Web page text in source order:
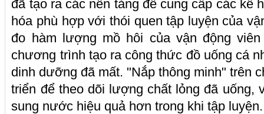
đã tạo ra các nền tảng để cung cấp các kế
hóa phù hợp với thói quen tập luyện của
đo hàm lượng mồ hôi của vận động
chương trình tạo ra công thức đồ uống cá
dinh dưỡng đã mất. "Nắp thông minh" trên
triển để theo dõi lượng chất lỏng đã uống,
sung nước hiệu quả hơn trong khi tập luyện.